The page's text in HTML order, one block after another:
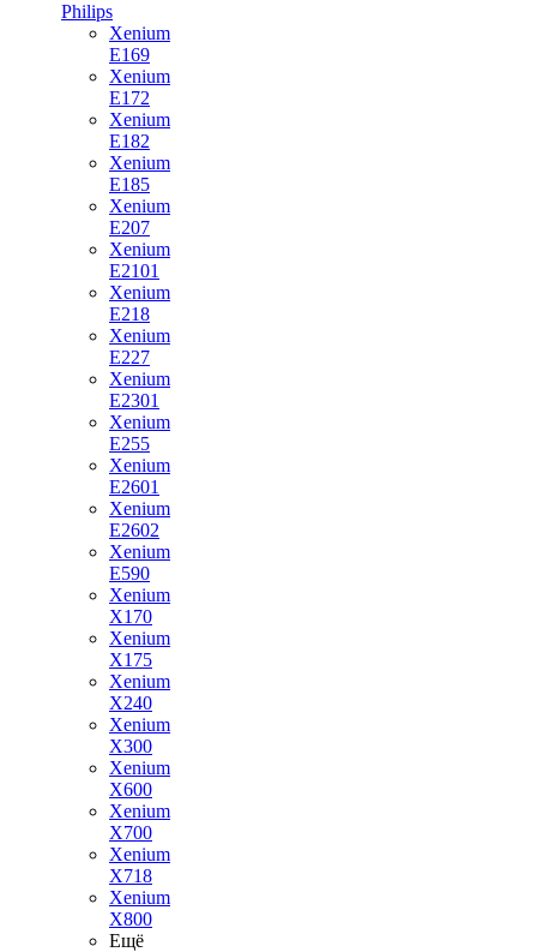
Philips
Xenium
E169
Xenium
E172
Xenium
E182
Xenium
E185
Xenium
E207
Xenium
E2101
Xenium
E218
Xenium
E227
Xenium
E2301
Xenium
E255
Xenium
E2601
Xenium
E2602
Xenium
E590
Xenium
X170
Xenium
X175
Xenium
X240
Xenium
X300
Xenium
X600
Xenium
X700
Xenium
X718
Xenium
X800
Ещё